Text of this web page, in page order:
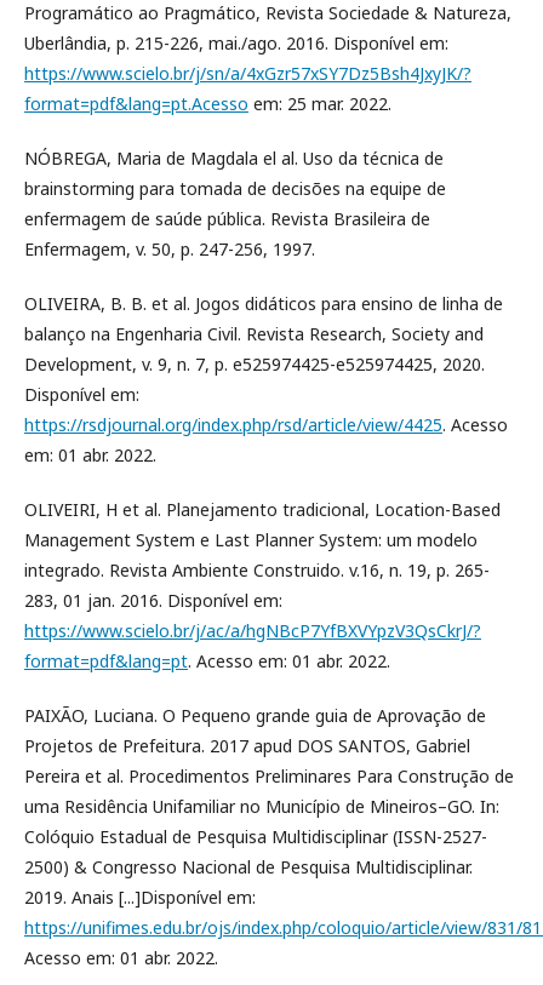
Programático ao Pragmático, Revista Sociedade & Natureza,
Uberlândia, p. 215-226, mai./ago. 2016. Disponível em:
https://www.scielo.br/j/sn/a/4xGzr57xSY7Dz5Bsh4JxyJK/?
format=pdf&lang=pt.Acesso em: 25 mar. 2022.
NÓBREGA, Maria de Magdala el al. Uso da técnica de
brainstorming para tomada de decisões na equipe de
enfermagem de saúde pública. Revista Brasileira de
Enfermagem, v. 50, p. 247-256, 1997.
OLIVEIRA, B. B. et al. Jogos didáticos para ensino de linha de
balanço na Engenharia Civil. Revista Research, Society and
Development, v. 9, n. 7, p. e525974425-e525974425, 2020.
Disponível em:
https://rsdjournal.org/index.php/rsd/article/view/4425. Acesso
em: 01 abr. 2022.
OLIVEIRI, H et al. Planejamento tradicional, Location-Based
Management System e Last Planner System: um modelo
integrado. Revista Ambiente Construido. v.16, n. 19, p. 265-
283, 01 jan. 2016. Disponível em:
https://www.scielo.br/j/ac/a/hgNBcP7YfBXVYpzV3QsCkrJ/?
format=pdf&lang=pt. Acesso em: 01 abr. 2022.
PAIXÃO, Luciana. O Pequeno grande guia de Aprovação de
Projetos de Prefeitura. 2017 apud DOS SANTOS, Gabriel
Pereira et al. Procedimentos Preliminares Para Construção de
uma Residência Unifamiliar no Município de Mineiros–GO. In:
Colóquio Estadual de Pesquisa Multidisciplinar (ISSN-2527-
2500) & Congresso Nacional de Pesquisa Multidisciplinar.
2019. Anais [...]Disponível em:
https://unifimes.edu.br/ojs/index.php/coloquio/article/view/831/
Acesso em: 01 abr. 2022.